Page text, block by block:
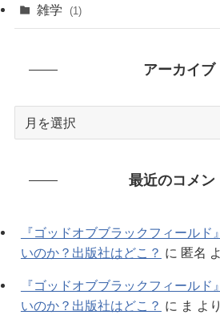
(7)
雑学 (1)
アーカイブ
最近のコメン
『ゴッドオブブラックフィールド
いのか？出版社はどこ？ に 匿名
『ゴッドオブブラックフィールド
いのか？出版社はどこ？ に ま より